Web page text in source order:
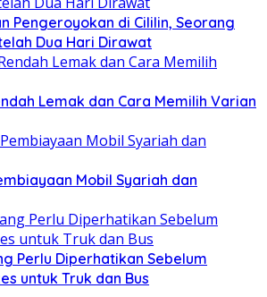
Pengeroyokan di Cililin, Seorang
Dua Hari Dirawat
Lemak dan Cara Memilih Varian
Mobil Syariah dan
Perlu Diperhatikan Sebelum
untuk Truk dan Bus